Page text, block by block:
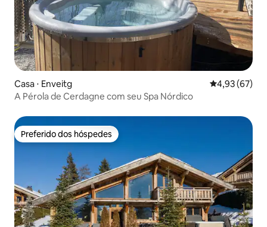
Casa ⋅ Enveitg 4,93 de uma
4,93 (67)
A Pérola de Cerdagne com seu Spa Nórdico
Preferido dos hóspedes
Preferido dos hóspedes